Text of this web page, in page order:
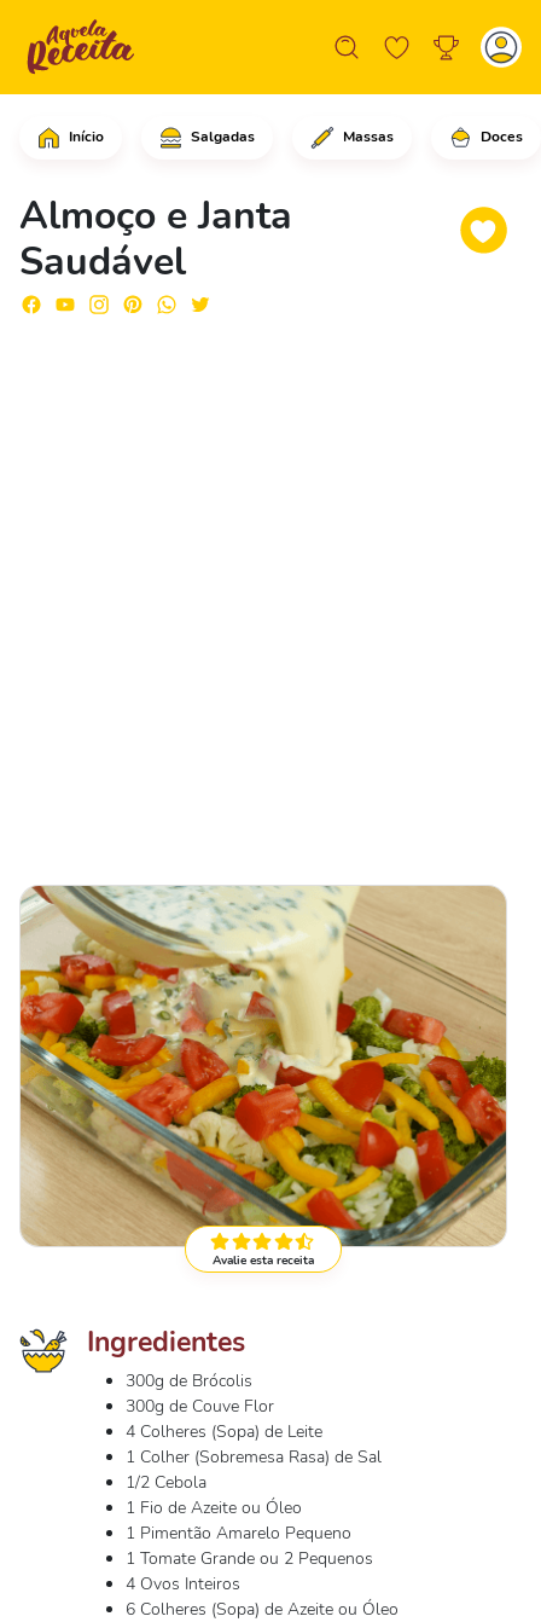
Início Salgadas Massas Doces
Almoço e Janta
Saudável
Retire e corte os talos do brócolis e
Avalie esta receita
Ingredientes
300g de Brócolis
300g de Couve Flor
4 Colheres (Sopa) de Leite
1 Colher (Sobremesa Rasa) de Sal
1/2 Cebola
1 Fio de Azeite ou Óleo
1 Pimentão Amarelo Pequeno
1 Tomate Grande ou 2 Pequenos
4 Ovos Inteiros
6 Colheres (Sopa) de Azeite ou Óleo